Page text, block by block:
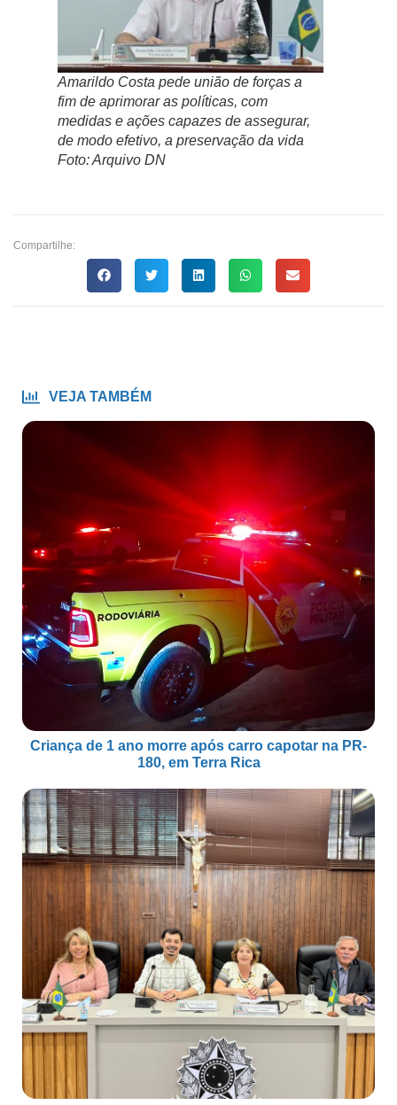
Amarildo Costa pede união de forças a
fim de aprimorar as políticas, com
medidas e ações capazes de assegurar,
de modo efetivo, a preservação da vida
Foto: Arquivo DN
Compartilhe:
VEJA TAMBÉM
Criança de 1 ano morre após carro capotar na PR-
180, em Terra Rica